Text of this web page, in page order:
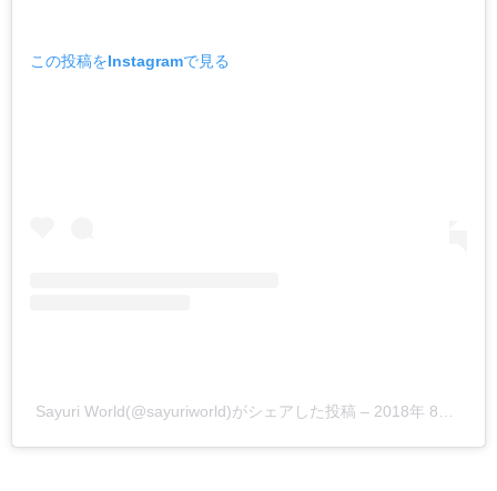
この投稿をInstagramで見る
Sayuri World(@sayuriworld)がシェアした投稿 – 2018年 8月月13日午後6時34分PDT